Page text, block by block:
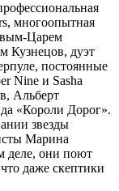
многоопытная
Царем
Кузнецов, дуэт
постоянные
Nine и Sasha
Альберт
«Короли Дорог».
звезды
Марина
деле, они поют
даже скептики